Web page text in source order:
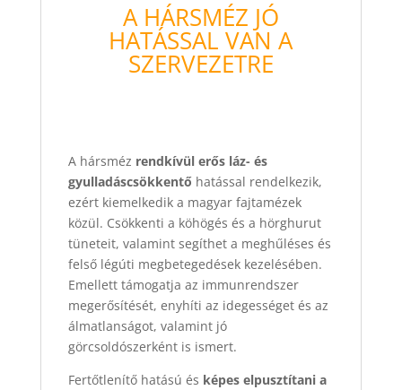
A HÁRSMÉZ JÓ
HATÁSSAL VAN A
SZERVEZETRE
A hársméz rendkívül erős láz- és
gyulladáscsökkentőhatással rendelkezik,
ezért kiemelkedik a magyar fajtamézek
közül. Csökkenti a köhögés és a hörghurut
tüneteit, valamint segíthet a meghűléses és
felső légúti megbetegedések kezelésében.
Emellett támogatja az immunrendszer
megerősítését, enyhíti az idegességet és az
álmatlanságot, valamint jó
görcsoldószerként is ismert.
Fertőtlenítő hatású és képes elpusztítani a